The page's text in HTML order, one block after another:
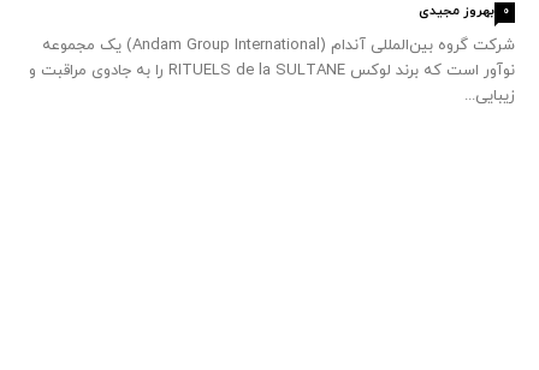
بهروز مجیدی 0
شرکت گروه بین‌المللی آندام (Andam Group International) یک مجموعه
نوآور است که برند لوکس RITUELS de la SULTANE را به جادوی مراقبت و
زیبایی...